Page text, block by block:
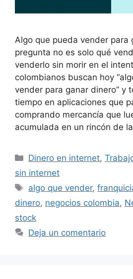
Algo que pueda vender para
pregunta no es solo qué
venderlo sin morir en el
colombianos buscan hoy
vender para ganar dinero” y
tiempo en aplicaciones que
comprando mercancía que
acumulada en un rincón de
Categorías
Dinero en internet,
sin internet
Etiquetas
algo que vender,
dinero, negocios colombia,
stock
Deja un comentario